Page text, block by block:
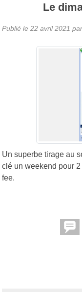
Le
Publié le 22 avril 2021
Un superbe tirage au
clé un weekend pour
fee.